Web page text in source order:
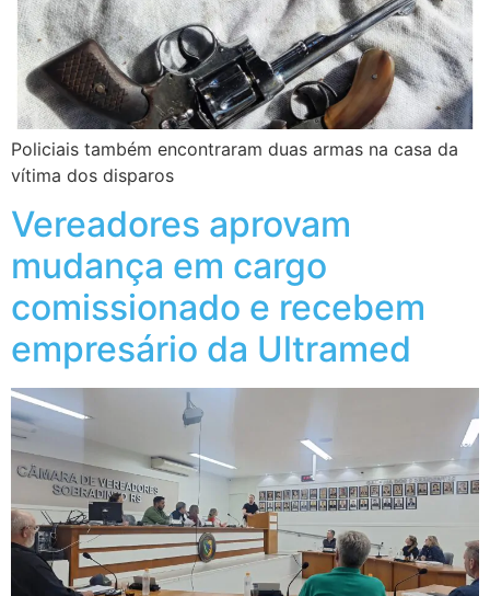
Policiais também encontraram duas armas na casa da
vítima dos disparos
Vereadores aprovam
mudança em cargo
comissionado e recebem
empresário da Ultramed